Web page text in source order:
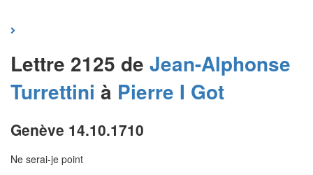
Lettre 2125 de Jean-Alphonse
Turrettini à Pierre I Got
Genève 14.10.1710
Ne serai-je point